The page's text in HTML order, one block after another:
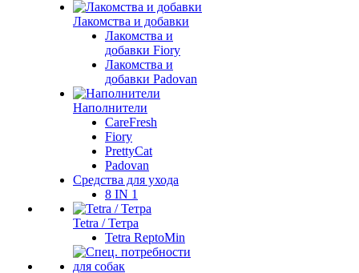
Лакомства и добавки
Лакомства и
добавки Fiory
Лакомства и
добавки Padovan
Наполнители
CareFresh
Fiory
PrettyCat
Padovan
Средства для ухода
8 IN 1
Tetra / Тетра
Tetra ReptoMin